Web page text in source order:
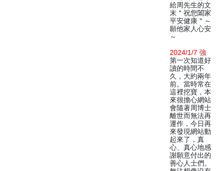
給周先生的文
末＂祝您闔家
平安健康＂～
願他家人心安
～
2024/1/7 強
第一次知道好
讀的時間不
久，大約兩年
前。當時常在
這裡挖寶，本
來很擔心網站
會隨著周博士
離世而無法再
運作，今日再
來發現網站動
起來了，真
心、真心地感
謝願意付出的
善心人士們。